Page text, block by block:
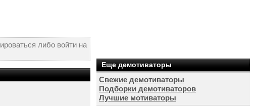
либо войти на
Еще демотиваторы
Свежие демотиваторы
Подборки демотиваторов
Лучшие мотиваторы